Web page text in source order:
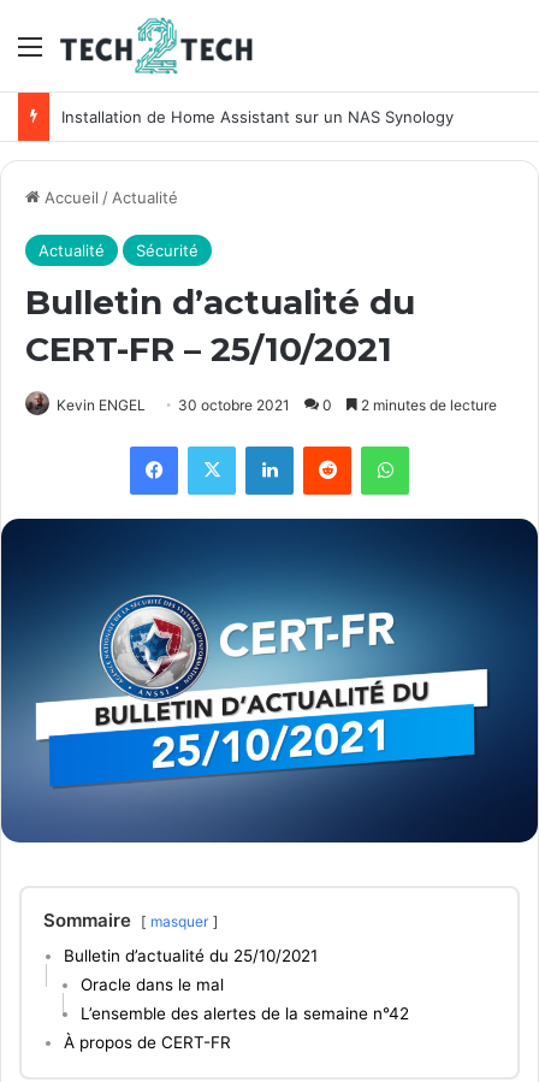
Menu
Installation de Home Assistant sur un NAS Synology
Accueil /Actualité
Actualité Sécurité
Bulletin d’actualité du
CERT-FR – 25/10/2021
Kevin ENGEL 30 octobre 2021 0 2 minutes de lecture
Facebook
X LinkedinReddit WhatsApp
Sommaire masquer
Bulletin d’actualité du 25/10/2021
Oracle dans le mal
L’ensemble des alertes de la semaine n°42
À propos de CERT-FR